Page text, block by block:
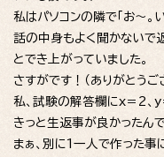
私はパソコンの隣で「お～。
話の中身もよく聞かないで
とでき上がっていました。
さすがです！（ありがとうご
私、試験の解答欄にx＝2、y
きっと生返事が良かったんで
まぁ、別に1一人で作った事